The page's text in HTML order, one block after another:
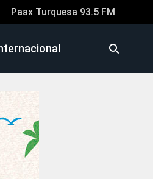
Paax Turquesa 93.5 FM